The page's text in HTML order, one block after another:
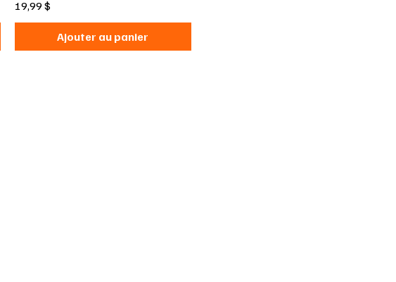
Prix
19,99 $
Ajouter au panier